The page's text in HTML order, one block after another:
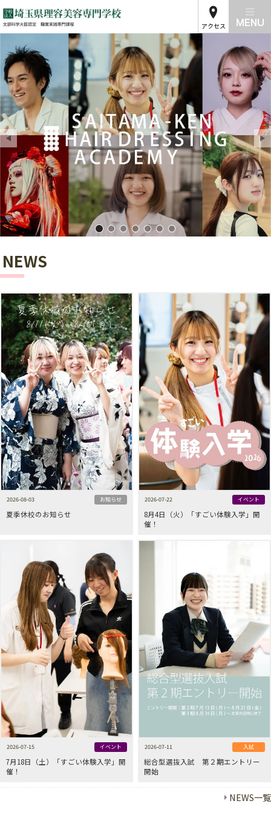
アクセス
埼玉県理容美容専門学校01
埼玉県理容美容専門学校02
埼玉県理容美容専門学校03
埼玉県理容美容専門学校04
埼玉県理容美容専門学校05
埼玉県理容美容専門学
埼玉県理容美容専門
NEWS
2026-08-03 お知らせ
夏季休校のお知らせ
2026-07-22 イベント
8月4日（火）「すごい体験入学」開
催！
2026-07-15 イベント
7月18日（土）「すごい体験入学」開
催！
2026-07-11 入試
総合型選抜入試 第２期エントリー
開始
NEWS一覧